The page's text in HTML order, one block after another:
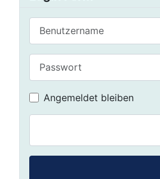
Angemeldet bleiben